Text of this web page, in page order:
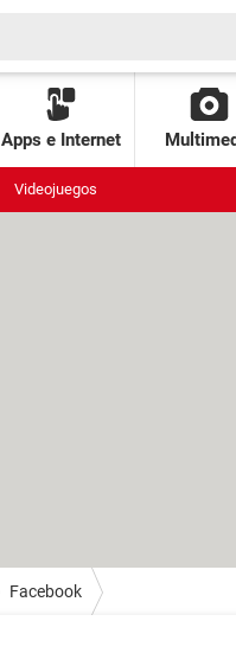
Apps e Internet
Videojuegos
Facebook